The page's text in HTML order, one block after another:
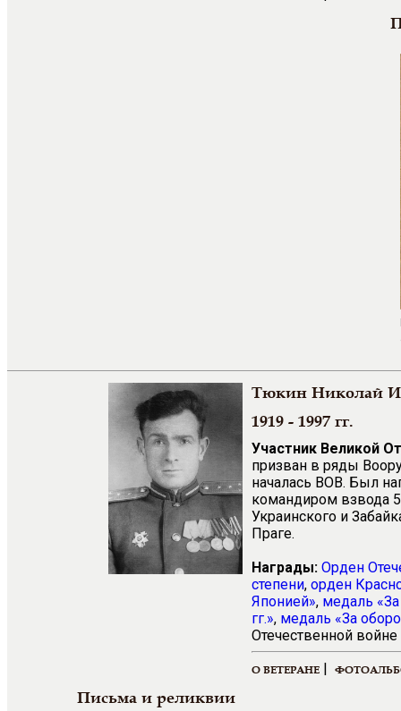
Тюкин Николай
1919 - 1997 гг.
Участник Великой
призван в ряды
началась ВОВ. Был
командиром взвода
Украинского и
Праге.
Награды: Орден
степени, орден
Японией», медаль
гг.», медаль «За
Отечественной войне
О ВЕТЕРАНЕ |
Письма и реликвии